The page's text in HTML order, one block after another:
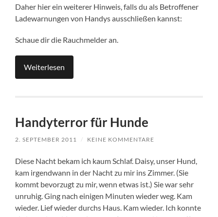
Daher hier ein wei­te­rer Hin­weis, falls du als Betrof­fe­ner
Lade­war­nun­gen von Han­dys aus­schlie­ßen kannst:
Schaue dir die Rauch­mel­der an.
Wei­ter­le­sen
Han­dy­ter­ror für Hunde
2. SEPTEMBER 2011 / KEINE KOMMENTARE
Die­se Nacht bekam ich kaum Schlaf. Dai­sy, unser Hund,
kam irgend­wann in der Nacht zu mir ins Zim­mer. (Sie
kommt bevor­zugt zu mir, wenn etwas ist.) Sie war sehr
unru­hig. Ging nach eini­gen Minu­ten wie­der weg. Kam
wie­der. Lief wie­der durchs Haus. Kam wie­der. Ich konn­te